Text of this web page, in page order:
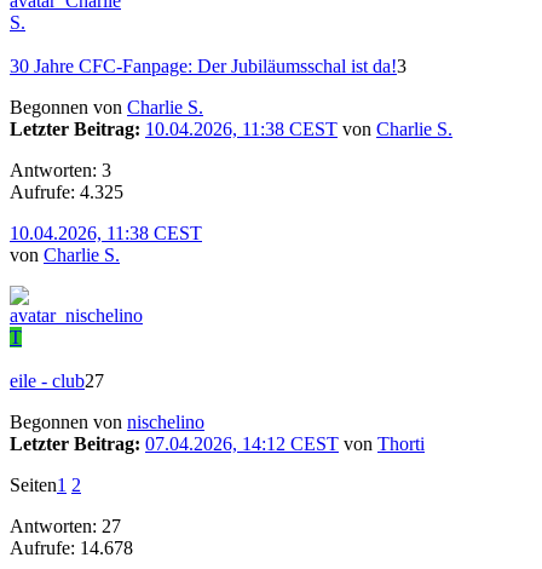
30 Jahre CFC-Fanpage: Der Jubiläumsschal ist da!3
Begonnen von Charlie S.
Letzter Beitrag: 10.04.2026, 11:38 CEST von Charlie S.
Antworten: 3
Aufrufe: 4.325
10.04.2026, 11:38 CEST
von Charlie S.
T
eile - club27
Begonnen von nischelino
Letzter Beitrag: 07.04.2026, 14:12 CEST von Thorti
Seiten1 2
Antworten: 27
Aufrufe: 14.678